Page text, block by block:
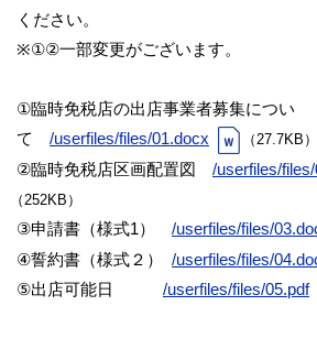
ください。
※①②一部変更がございます。
①臨時免税店の出店事業者募集につい
て /userfiles/files/01.docx （27.7KB）
②臨時免税店区画配置図 /userfiles/
（252KB）
③申請書（様式1） /userfiles/files/
④誓約書（様式２） /userfiles/files/
⑤出店可能日 /userfiles/files/05.pdf